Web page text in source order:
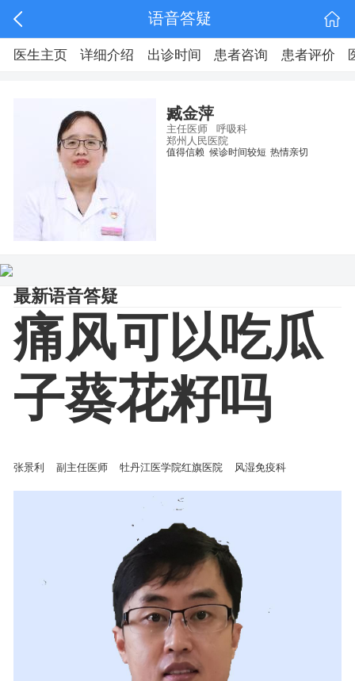
语音答疑
医生主页 详细介绍 出诊时间 患者咨询 患者评价
臧金萍
主任医师
呼吸科
郑州人民医院
值得信赖 候诊时间较短 热情亲切
最新语音答疑
痛风可以吃瓜
子葵花籽吗
张景利 副主任医师 牡丹江医学院红旗医院 风湿免疫科